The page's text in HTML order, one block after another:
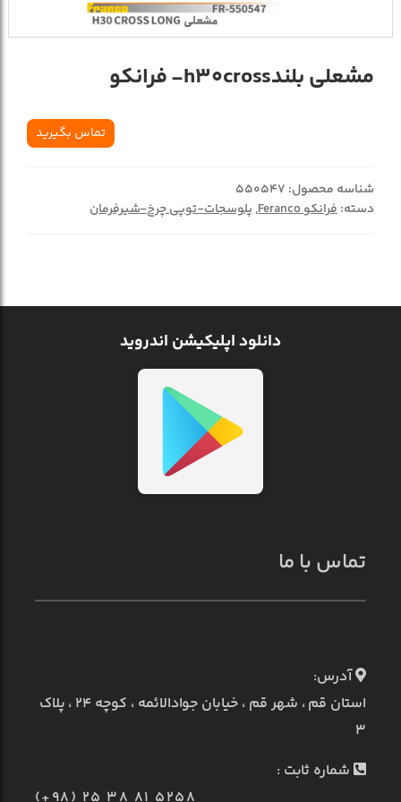
مشعلي بلندh30cross- فرانکو
تماس بگیرید
شناسه محصول: 550547
دسته:فرانکو Feranco ,پلوسجات-توپی چرخ-شیرفرمان
دانلود اپلیکیشن اندروید
تماس با ما
آدرس:
استان قم ، شهر قم ، خیابان جوادالائمه ، کوچه ۲۴ ، پلاک
۳
شماره ثابت :